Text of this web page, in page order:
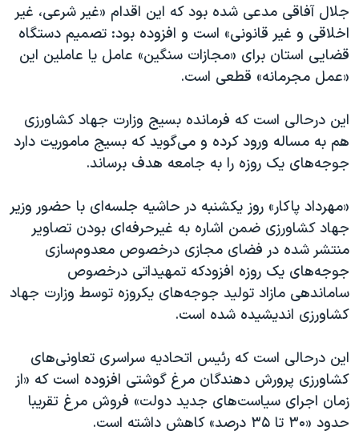
جلال آفاقی مدعی شده بود که این اقدام «غیر شرعی، غیر
اخلاقی و غیر قانونی» است و افزوده بود: تصمیم دستگاه
قضایی استان برای «مجازات سنگین» عامل یا عاملین این
«عمل مجرمانه» قطعی است.
این درحالی است که فرمانده بسیج وزارت جهاد کشاورزی
هم به مساله ورود کرده و می‌گوید که بسیج ماموریت دارد
جوجه‌های یک روزه را به جامعه هدف برساند.
«مهرداد پاکار» روز یکشنبه در حاشیه جلسه‌ای با حضور وزیر
جهاد کشاورزی ضمن اشاره به غیرحرفه‌ای بودن تصاویر
منتشر شده در فضای مجازی درخصوص معدوم‌سازی
جوجه‌های یک روزه افزودکه تمهیداتی درخصوص
ساماندهی مازاد تولید جوجه‌های یکروزه توسط وزارت جهاد
کشاورزی اندیشیده شده است.
این درحالی است که رئیس اتحادیه سراسری تعاونی‌های
کشاورزی پرورش دهندگان مرغ گوشتی افزوده است که «از
زمان اجرای سیاست‌های جدید دولت» فروش مرغ تقریبا
حدود «۳۰ تا ۳۵ درصد» کاهش داشته است.